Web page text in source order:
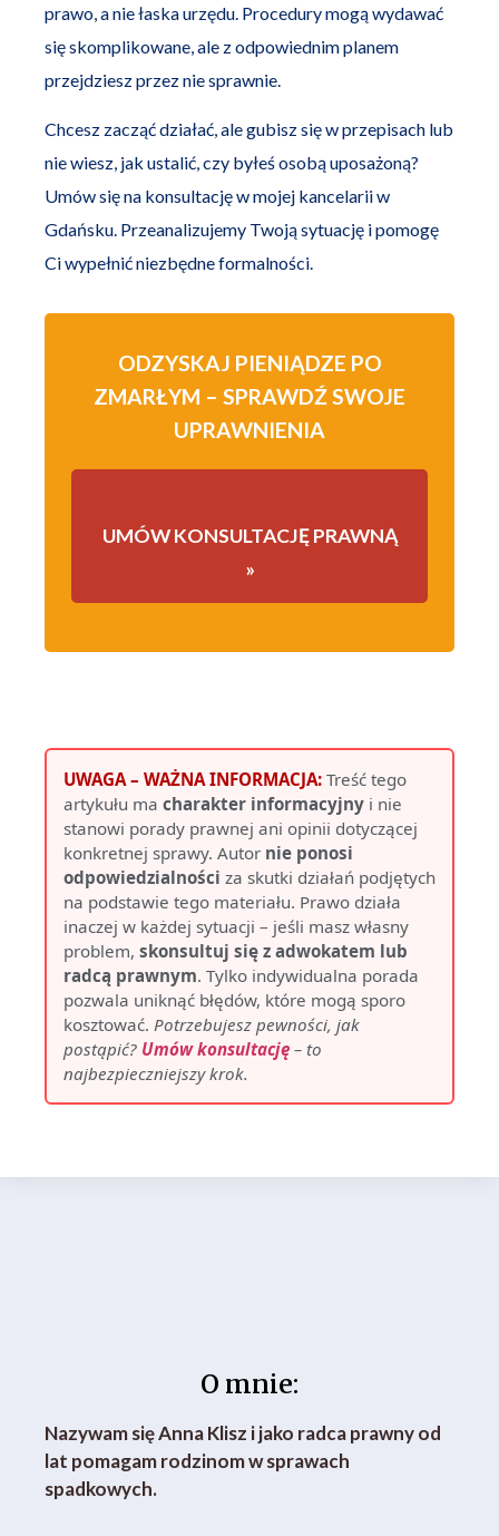
O mnie:
Nazywam się Anna Klisz i jako radca prawny od
lat pomagam rodzinom w sprawach
spadkowych.
prawo, a nie łaska urzędu. Procedury mogą wydawać
się skomplikowane, ale z odpowiednim planem
przejdziesz przez nie sprawnie.
Chcesz zacząć działać, ale gubisz się w przepisach lub
nie wiesz, jak ustalić, czy byłeś osobą uposażoną?
Umów się na konsultację w mojej kancelarii w
Gdańsku. Przeanalizujemy Twoją sytuację i pomogę
Ci wypełnić niezbędne formalności.
ODZYSKAJ PIENIĄDZE PO
ZMARŁYM – SPRAWDŹ SWOJE
UPRAWNIENIA
UMÓW KONSULTACJĘ PRAWNĄ
»
UWAGA – WAŻNA INFORMACJA: Treść tego
artykułu ma charakter informacyjny i nie
stanowi porady prawnej ani opinii dotyczącej
konkretnej sprawy. Autor nie ponosi
odpowiedzialności za skutki działań podjętych
na podstawie tego materiału. Prawo działa
inaczej w każdej sytuacji – jeśli masz własny
problem, skonsultuj się z adwokatem lub
radcą prawnym. Tylko indywidualna porada
pozwala uniknąć błędów, które mogą sporo
kosztować. Potrzebujesz pewności, jak
postąpić? Umów konsultację – to
najbezpieczniejszy krok.